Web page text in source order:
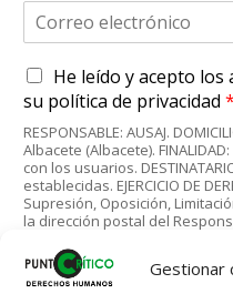
Gestionar
r
e
o
e
l
e
c
t
r
ó
A
c
e
r
d
o
R
G
P
He leído y acepto los
su política de privacidad *
RESPONSABLE: AUSAJ.
Albacete (Albacete).
con los usuarios.
establecidas. EJERCICIO DE
Supresión, Oposición,
la dirección postal del
reclamación ante la AEPD.
relación, dejando a salvo los
reclamación de posibles